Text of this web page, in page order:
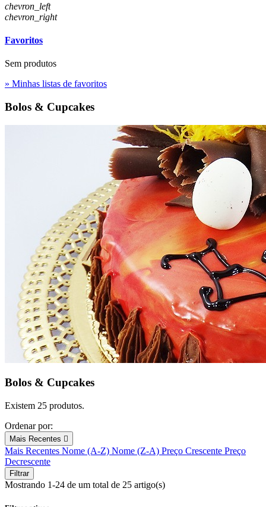
chevron_left
chevron_right
Favoritos
Sem produtos
» Minhas listas de favoritos
Bolos & Cupcakes
Bolos & Cupcakes
Existem 25 produtos.
Ordenar por:
Mais Recentes 
Mais Recentes Nome (A-Z) Nome (Z-A) Preço Crescente Preço
Decrescente
Filtrar
Mostrando 1-24 de um total de 25 artigo(s)